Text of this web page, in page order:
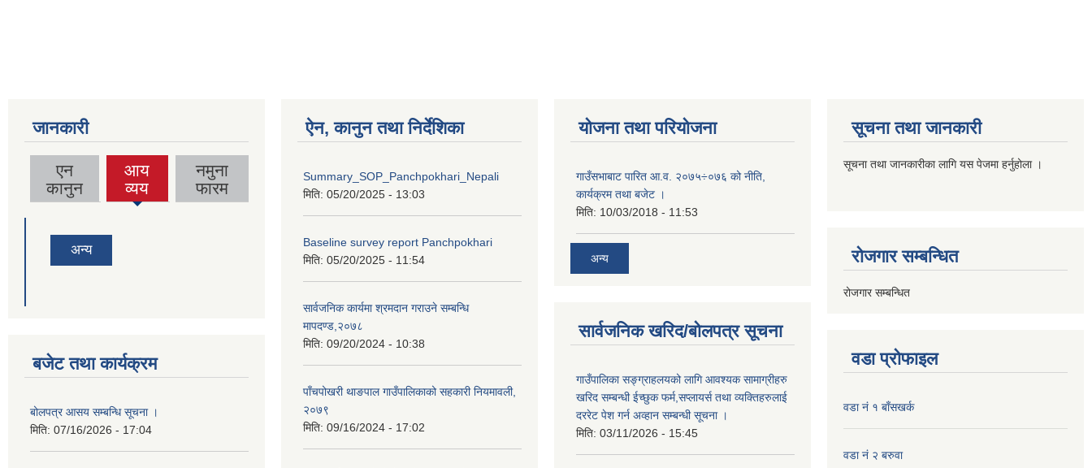
जानकारी
एन
कानुन
आय
व्यय
(active
tab)
नमुना
फारम
अन्य
बजेट तथा कार्यक्रम
बोलपत्र आसय सम्बन्धि सूचना ।
मिति: 07/16/2026 - 17:04
ऐन, कानुन तथा निर्देशिका
Summary_SOP_Panchpokhari_Nepali
मिति: 05/20/2025 - 13:03
Baseline survey report Panchpokhari
मिति: 05/20/2025 - 11:54
सार्वजनिक कार्यमा श्रमदान गराउने सम्बन्धि
मापदण्ड,२०७८
मिति: 09/20/2024 - 10:38
पाँचपोखरी थाङपाल गाउँपालिकाको सहकारी नियमावली,
२०७९
मिति: 09/16/2024 - 17:02
योजना तथा परियोजना
गाउँसभाबाट पारित आ.व. २०७५÷०७६ को नीति,
कार्यक्रम तथा बजेट ।
मिति: 10/03/2018 - 11:53
अन्य
सार्वजनिक खरिद/बोलपत्र सूचना
गाउँपालिका सङ्ग्राहलयको लागि आवश्यक सामाग्रीहरु
खरिद सम्बन्धी ईच्छुक फर्म,सप्लायर्स तथा व्यक्तिहरुलाई
दररेट पेश गर्न अव्हान सम्बन्धी सूचना ।
मिति: 03/11/2026 - 15:45
सूचना तथा जानकारी
सूचना तथा जानकारीका लागि यस पेजमा हर्नुहोला ।
रोजगार सम्बन्धित
रोजगार सम्बन्धित
वडा प्रोफाइल
वडा नं १ बाँसखर्क
वडा नं २ बरुवा